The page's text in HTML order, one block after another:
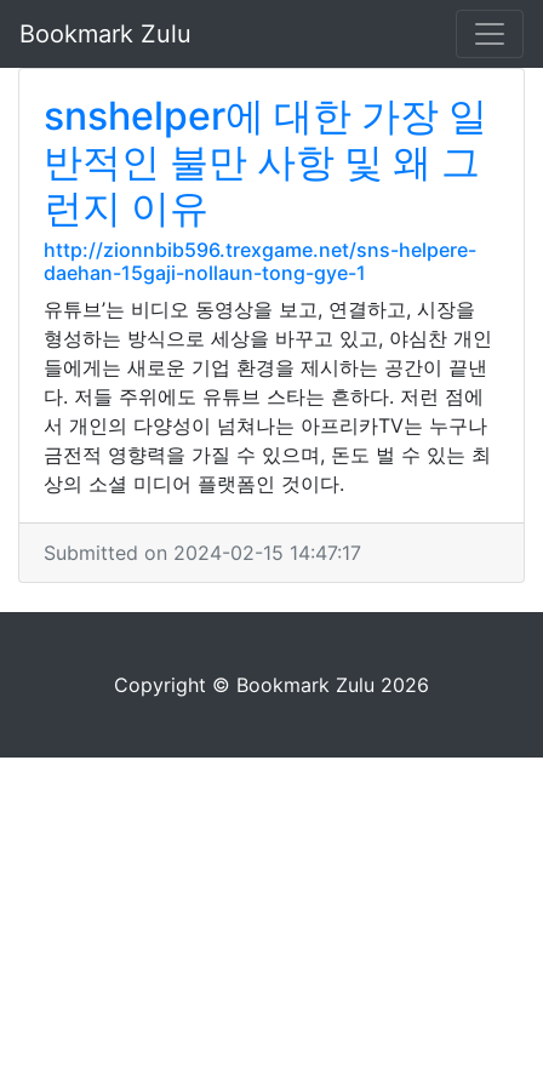
Bookmark Zulu
snshelper에 대한 가장 일
반적인 불만 사항 및 왜 그
런지 이유
http://zionnbib596.trexgame.net/sns-helpere-
daehan-15gaji-nollaun-tong-gye-1
유튜브’는 비디오 동영상을 보고, 연결하고, 시장을
형성하는 방식으로 세상을 바꾸고 있고, 야심찬 개인
들에게는 새로운 기업 환경을 제시하는 공간이 끝낸
다. 저들 주위에도 유튜브 스타는 흔하다. 저런 점에
서 개인의 다양성이 넘쳐나는 아프리카TV는 누구나
금전적 영향력을 가질 수 있으며, 돈도 벌 수 있는 최
상의 소셜 미디어 플랫폼인 것이다.
Submitted on 2024-02-15 14:47:17
Copyright © Bookmark Zulu 2026